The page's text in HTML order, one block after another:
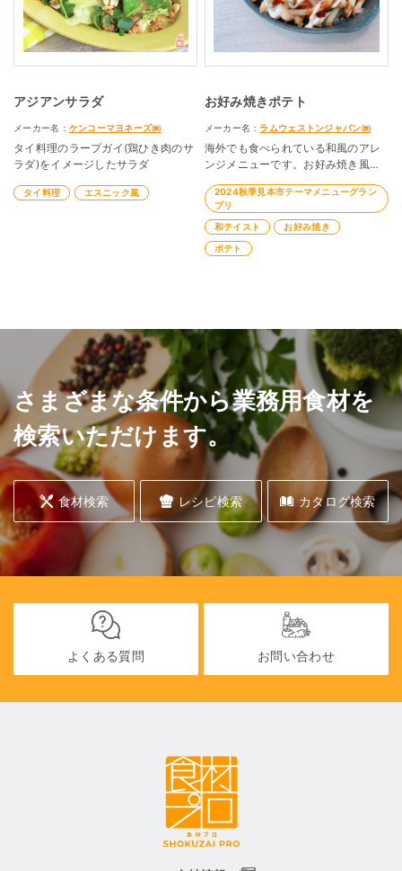
アジアンサラダ
メーカー名： ケンコーマヨネーズ㈱
タイ料理のラープガイ(鶏ひき肉のサ
ラダ)をイメージしたサラダ
タイ料理 エスニック風
お好み焼きポテト
メーカー名： ラムウェストンジャパン㈱
海外でも食べられている和風のアレ
ンジメニューです。お好み焼き風の
2024秋季見本市テーマメニューグラン
プリ
和テイスト
お好み焼き
ポテト
さまざまな条件から業務用食材を
検索いただけます。
食材検索 レシピ検索 カタログ検索
よくある質問 お問い合わせ